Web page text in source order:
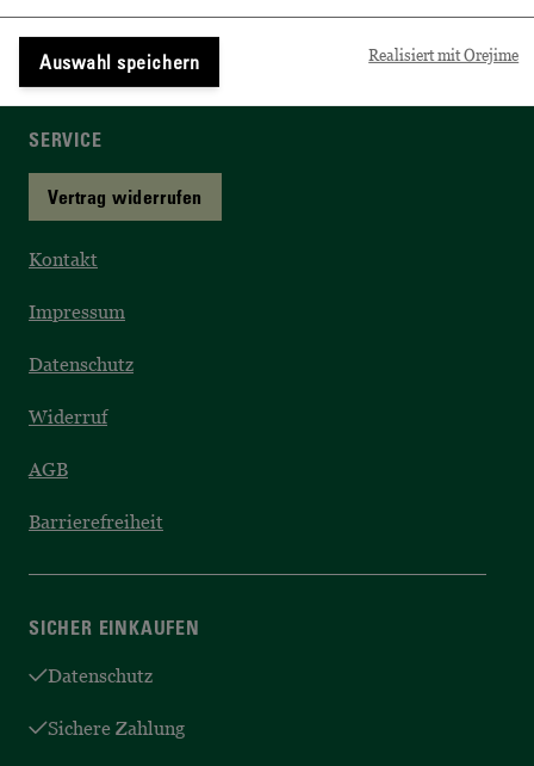
Auswahl speichern Realisiert mit Orejime
Zahlungsarten
SERVICE
Vertrag widerrufen
Kontakt
Impressum
Datenschutz
Widerruf
AGB
Barrierefreiheit
SICHER EINKAUFEN
Datenschutz
Sichere Zahlung